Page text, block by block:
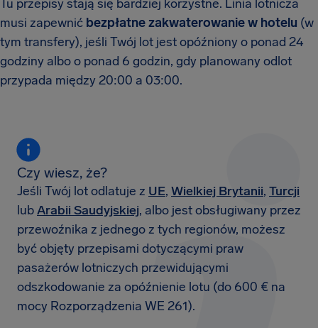
Tu przepisy stają się bardziej korzystne. Linia lotnicza
musi zapewnić bezpłatne zakwaterowanie w hotelu (w
tym transfery), jeśli Twój lot jest opóźniony o ponad 24
godziny albo o ponad 6 godzin, gdy planowany odlot
przypada między 20:00 a 03:00.
Czy wiesz, że?
Jeśli Twój lot odlatuje z UE, Wielkiej Brytanii, Turcji
lubArabii Saudyjskiej, albo jest obsługiwany przez
przewoźnika z jednego z tych regionów, możesz
być objęty przepisami dotyczącymi praw
pasażerów lotniczych przewidującymi
odszkodowanie za opóźnienie lotu (do 600 € na
mocy Rozporządzenia WE 261).